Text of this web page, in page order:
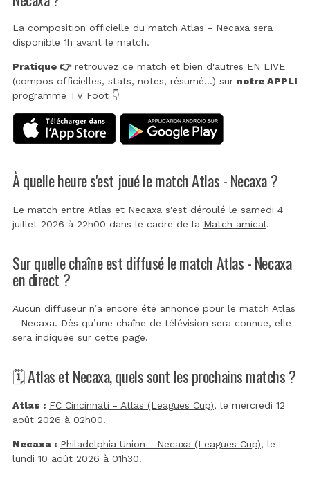
La composition officielle du match Atlas - Necaxa sera
disponible 1h avant le match.
Pratique 👉retrouvez ce match et bien d'autres EN LIVE
(compos officielles, stats, notes, résumé...) sur notre APPLI
programme TV Foot 👇
À quelle heure s'est joué le match Atlas - Necaxa ?
Le match entre Atlas et Necaxa s'est déroulé le samedi 4
juillet 2026 à 22h00 dans le cadre de la Match amical.
Sur quelle chaîne est diffusé le match Atlas - Necaxa
en direct ?
Aucun diffuseur n’a encore été annoncé pour le match Atlas
- Necaxa. Dès qu’une chaîne de télévision sera connue, elle
sera indiquée sur cette page.
🗓️ Atlas et Necaxa, quels sont les prochains matchs ?
Atlas : FC Cincinnati - Atlas (Leagues Cup), le mercredi 12
août 2026 à 02h00.
Necaxa : Philadelphia Union - Necaxa (Leagues Cup), le
lundi 10 août 2026 à 01h30.